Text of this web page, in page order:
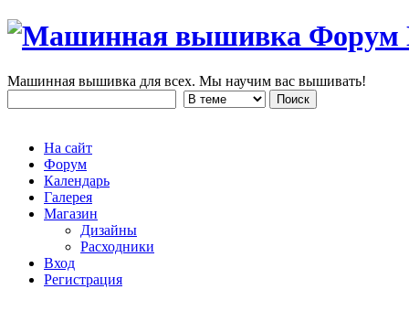
Машинная вышивка для всех. Мы научим вас вышивать!
На сайт
Форум
Календарь
Галерея
Магазин
Дизайны
Расходники
Вход
Регистрация